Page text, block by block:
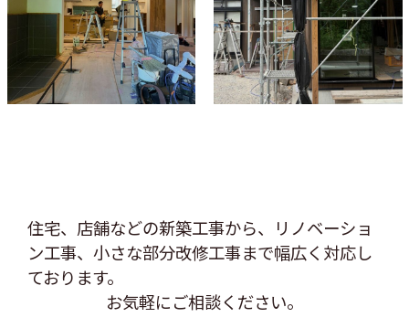
住宅、店舗などの新築工事から、リノベーショ
ン工事、 小さな部分改修工事まで幅広く対応し
ております。
お気軽にご相談ください。